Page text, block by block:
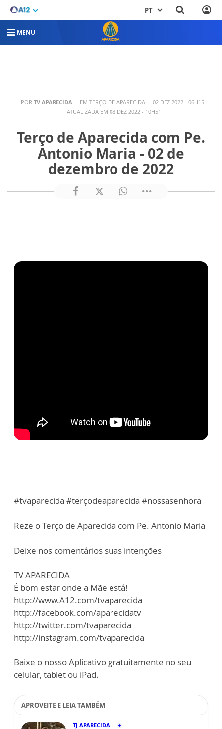
PT
MENU
POR TV APARECIDA EM TERÇO DE APARECIDA
02 DEZ 2022 - 06H15
ATUALIZADA EM 08 DEZ 2022 - 10H51
Terço de Aparecida com Pe.
Antonio Maria - 02 de
dezembro de 2022
#tvaparecida #terçodeaparecida #nossasenhora
Reze o Terço de Aparecida com Pe. Antonio Maria
Deixe nos comentários suas intenções
TV APARECIDA
É bom estar onde a Mãe está!
http://www.A12.com/tvaparecida
http://facebook.com/aparecidatv
http://twitter.com/tvaparecida
http://instagram.com/tvaparecida
Baixe o nosso Aplicativo gratuitamente no seu
celular, tablet ou iPad.
APROVEITE E LEIA TAMBÉM
TJ APARECIDA